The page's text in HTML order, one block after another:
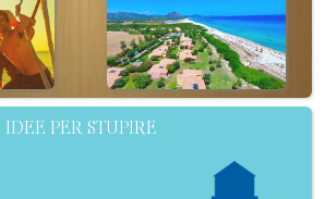
IDEE PER STUPIRE